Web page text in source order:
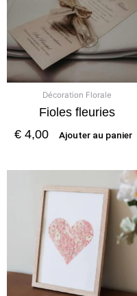
Décoration Florale
Fioles fleuries
€ 4,00 Ajouter au panier